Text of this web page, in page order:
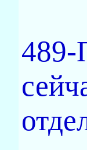
489-